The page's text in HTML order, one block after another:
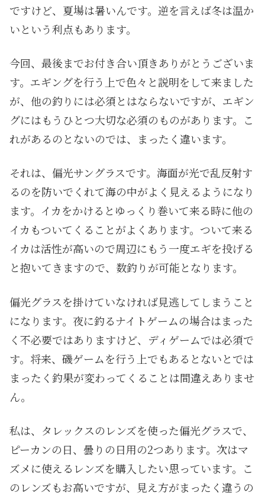
ですけど、夏場は暑いんです。逆を言えば冬は温か
いという利点もあります。
今回、最後までお付き合い頂きありがとうございま
す。エギングを行う上で色々と説明をして来ました
が、他の釣りには必須とはならないですが、エギン
グにはもうひとつ大切な必須のものがあります。こ
れがあるのとないのでは、まったく違います。
それは、偏光サングラスです。海面が光で乱反射す
るのを防いでくれて海の中がよく見えるようになり
ます。イカをかけるとゆっくり巻いて来る時に他の
イカもついてくることがよくあります。ついて来る
イカは活性が高いので周辺にもう一度エギを投げる
と抱いてきますので、数釣りが可能となります。
偏光グラスを掛けていなければ見逃してしまうこと
になります。夜に釣るナイトゲームの場合はまった
く不必要ではありますけど、ディゲームでは必須で
す。将来、磯ゲームを行う上でもあるとないとでは
まったく釣果が変わってくることは間違えありませ
ん。
私は、タレックスのレンズを使った偏光グラスで、
ピーカンの日、曇りの日用の2つあります。次はマ
ズメに使えるレンズを購入したい思っています。こ
のレンズもお高いですが、見え方がまったく違うの